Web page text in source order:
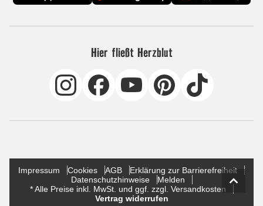
Hier fließt Herzblut
Impressum Cookies AGB
Erklärung zur Barrierefreiheit
Datenschutzhinweise
Melden
* Alle Preise inkl. MwSt. und ggf. zzgl. Versandkosten
Vertrag widerrufen